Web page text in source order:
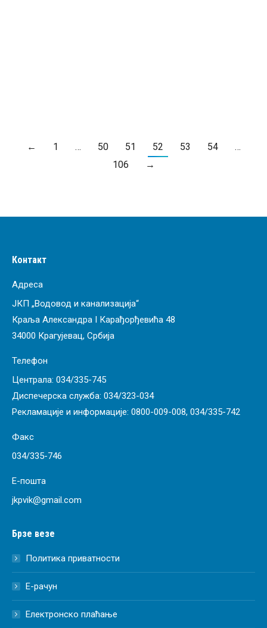
← 1 … 50 51 52 53 54
…
106
→
Контакт
Адреса
ЈКП „Водовод и канализација“
Краља Александра I Карађорђевића 48
34000 Крагујевац, Србија
Телефон
Централа: 034/335-745
Диспечерска служба: 034/323-034
Рекламације и информације: 0800-009-008, 034/335-742
Факс
034/335-746
Е-пошта
jkpvik@gmail.com
Брзе везе
Политика приватности
Е-рачун
Електронско плаћање